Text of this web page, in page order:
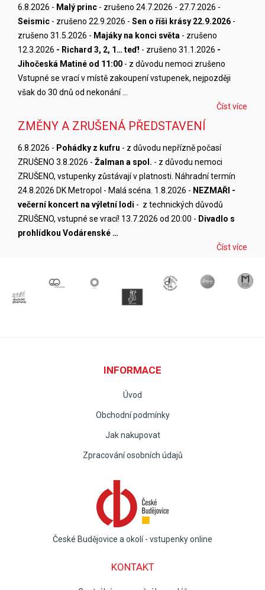
6.8.2026 - Malý princ - zrušeno 24.7.2026 - 27.7.2026 -
Seismic - zrušeno 22.9.2026 - Sen o říši krásy 22.9.2026 -
zrušeno 31.5.2026 - Majáky na konci světa - zrušeno
12.3.2026 - Richard 3, 2, 1… teď! - zrušeno 31.1.2026 -
Jihočeská Matiné od 11:00 - z důvodu nemoci zrušeno
Vstupné se vrací v místě zakoupení vstupenek, nejpozději
však do 30 dnů od nekonání …
Číst více
ZMĚNY A ZRUŠENÁ PŘEDSTAVENÍ
6.8.2026 - Pohádky z kufru - z důvodu nepřízně počasí
ZRUŠENO 3.8.2026 - Žalman a spol. - z důvodu nemoci
ZRUŠENO, vstupenky zůstávají v platnosti. Náhradní termín
24.8.2026 DK Metropol - Malá scéna. 1.8.2026 - NEZMAŘI -
večerní koncert na výletní lodi - z technických důvodů
ZRUŠENO, vstupné se vrací! 13.7.2026 od 20:00 - Divadlo s
prohlídkou Vodárenské …
Číst více
INFORMACE
Úvod
Obchodní podmínky
Jak nakupovat
Zpracování osobních údajů
České Budějovice a okolí - vstupenky online
KONTAKT